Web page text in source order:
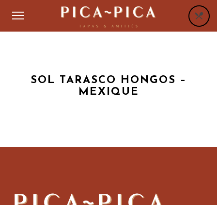
SOL TARASCO HONGOS –
MEXIQUE